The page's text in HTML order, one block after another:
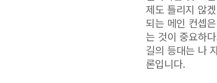
제도 틀리지 않
되는 메인 컨셉
는 것이 중요하
길의 등대는 나
론입니다.